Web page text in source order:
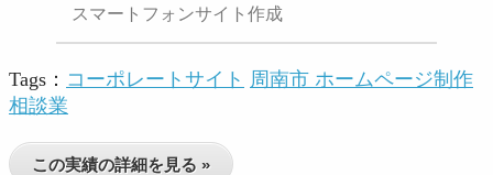
スマートフォンサイト作成
Tags： コーポレートサイト 周南市 ホームページ制作
相談業
この実績の詳細を見る »